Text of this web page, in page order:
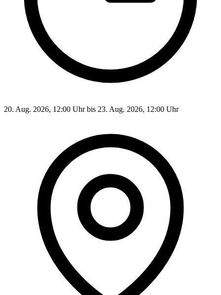
20. Aug. 2026, 12:00 Uhr bis 23. Aug. 2026, 12:00 Uhr